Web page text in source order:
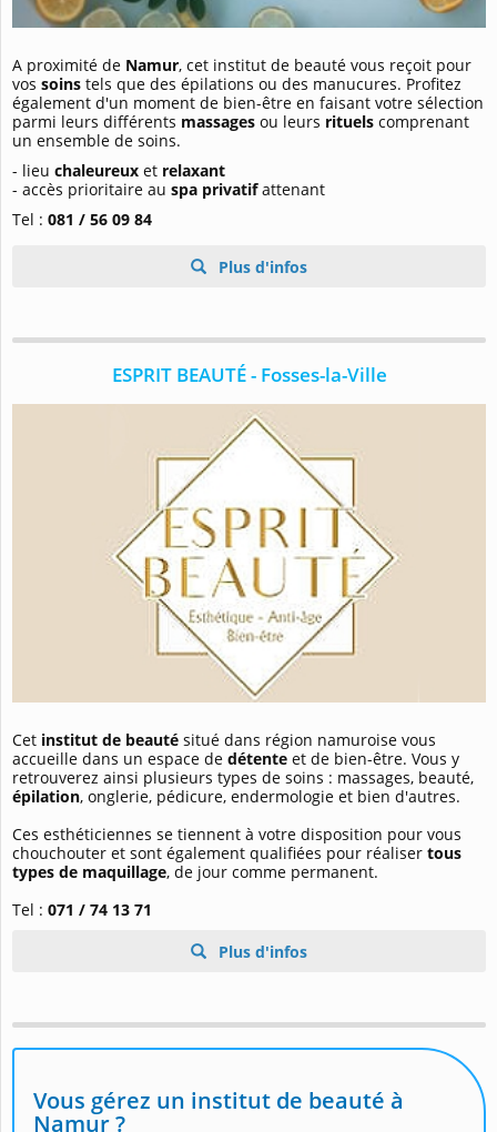
A proximité de Namur, cet institut de beauté vous reçoit pour
vos soins tels que des épilations ou des manucures. Profitez
également d'un moment de bien-être en faisant votre sélection
parmi leurs différents massages ou leurs rituels comprenant
un ensemble de soins.
- lieu chaleureux et relaxant
- accès prioritaire au spa privatifattenant
Tel : 081 / 56 09 84
Plus d'infos
ESPRIT BEAUTÉ - Fosses-la-Ville
Cet institut de beauté situé dans région namuroise vous
accueille dans un espace de détente et de bien-être. Vous y
retrouverez ainsi plusieurs types de soins : massages, beauté,
épilation, onglerie, pédicure, endermologie et bien d'autres.
Ces esthéticiennes se tiennent à votre disposition pour vous
chouchouter et sont également qualifiées pour réaliser tous
types de maquillage, de jour comme permanent.
Tel : 071 / 74 13 71
Plus d'infos
Vous gérez un institut de beauté à
Namur ?